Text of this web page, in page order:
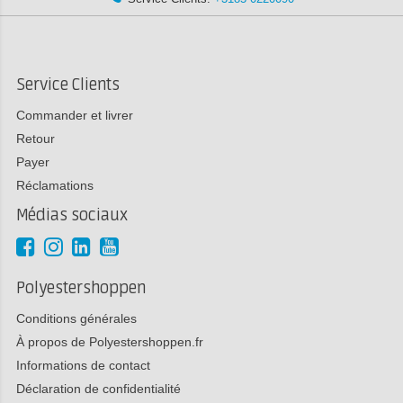
Service Clients
Commander et livrer
Retour
Payer
Réclamations
Médias sociaux
Polyestershoppen
Conditions générales
À propos de Polyestershoppen.fr
Informations de contact
Déclaration de confidentialité